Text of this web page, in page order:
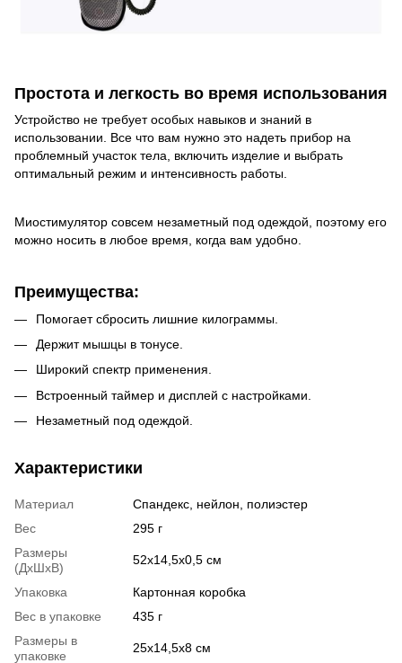
Простота и легкость во время использования
Устройство не требует особых навыков и знаний в
использовании. Все что вам нужно это надеть прибор на
проблемный участок тела, включить изделие и выбрать
оптимальный режим и интенсивность работы.
Миостимулятор совсем незаметный под одеждой, поэтому его
можно носить в любое время, когда вам удобно.
Преимущества:
Помогает сбросить лишние килограммы.
Держит мышцы в тонусе.
Широкий спектр применения.
Встроенный таймер и дисплей с настройками.
Незаметный под одеждой.
Характеристики
Материал
Спандекс, нейлон, полиэстер
Вес
295 г
Размеры
(ДхШхВ)
52х14,5х0,5 см
Упаковка
Картонная коробка
Вес в упаковке
435 г
Размеры в
упаковке
25х14,5х8 см